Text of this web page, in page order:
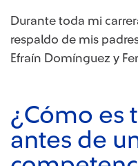
Durante toda mi
respaldo de mis
Efraín Domínguez y
¿Cómo es
antes de